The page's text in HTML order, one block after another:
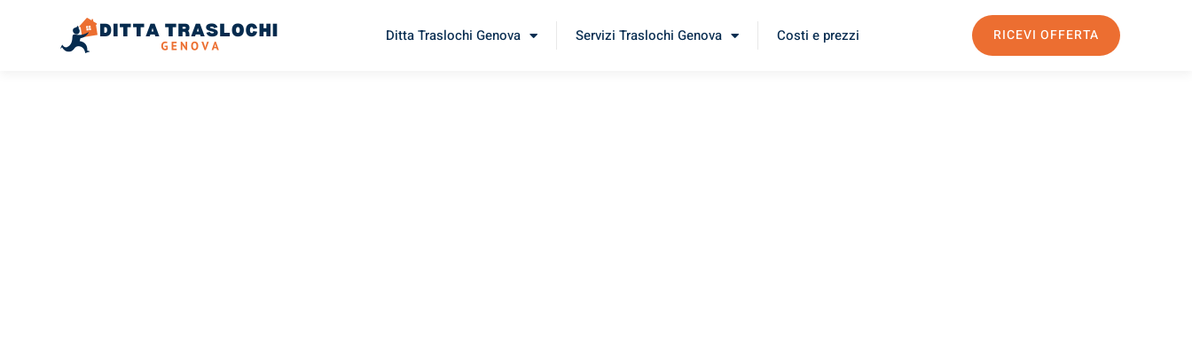
Ditta Traslochi Genova Servizi Traslochi Genova Costi e prezzi RICEVI OFFERTA